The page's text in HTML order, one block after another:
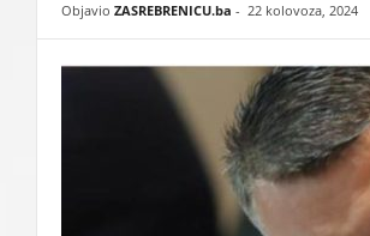
B
R
Objavio ZASREBRENICU.ba - 22 kolovoza, 2024